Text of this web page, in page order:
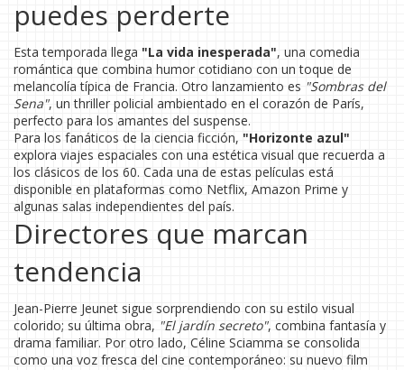
puedes perderte
Esta temporada llega "La vida inesperada", una comedia
romántica que combina humor cotidiano con un toque de
melancolía típica de Francia. Otro lanzamiento es "Sombras del
Sena", un thriller policial ambientado en el corazón de París,
perfecto para los amantes del suspense.
Para los fanáticos de la ciencia ficción, "Horizonte azul"
explora viajes espaciales con una estética visual que recuerda a
los clásicos de los 60. Cada una de estas películas está
disponible en plataformas como Netflix, Amazon Prime y
algunas salas independientes del país.
Directores que marcan
tendencia
Jean-Pierre Jeunet sigue sorprendiendo con su estilo visual
colorido; su última obra, "El jardín secreto", combina fantasía y
drama familiar. Por otro lado, Céline Sciamma se consolida
como una voz fresca del cine contemporáneo: su nuevo film